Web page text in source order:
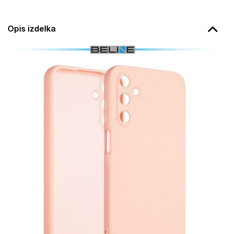
Opis izdelka